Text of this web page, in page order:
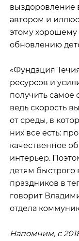
выздоровление
автором и
этому хорошему
обновлению
«Фундация
ресурсов и
получить самое
ведь скорость
от среды, в
них все есть:
качественное
интерьер.
детям быстрого
праздников в
говорит
отдела
Напомним, с